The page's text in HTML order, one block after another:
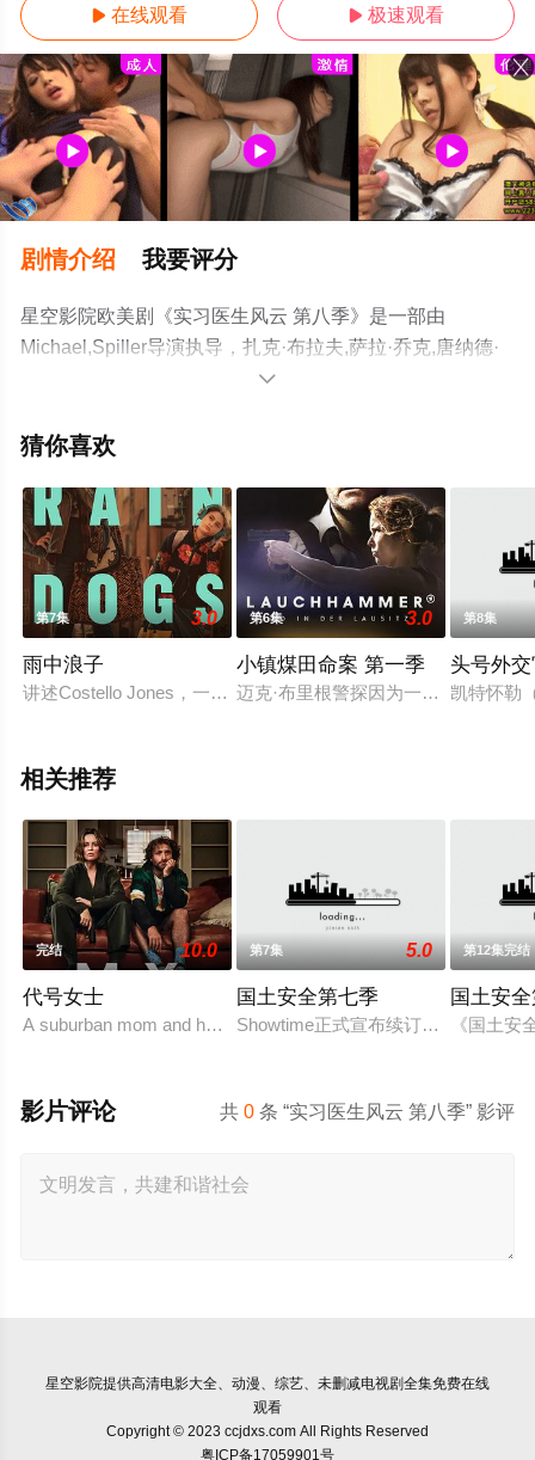
 在线观看  极速观看
剧情介绍 我要评分
星空影院欧美剧《实习医生风云 第八季》是一部由
Michael,Spiller导演执导，扎克·布拉夫,萨拉·乔克,唐纳德·
法森,尼尔·弗林,肯·詹金斯,约翰·C·麦金雷等演员精彩演绎的
看高清无删减完整版电视剧全集来上星空影视就够了，更
了解。

猜你喜欢
第7集 3.0
雨中浪子
讲述Costello Jones，一个城市中挣扎在贫困线下的单身母亲（
第6集 3.0
小镇煤田命案 第一季
迈克·布里根警探因为一起骇人的谋
第8集
头号外
凯特怀勒
相关推荐
完结 10.0
代号女士
A suburban mom and her high school friend plot to frighten
第7集 5.0
国土安全第七季
Showtime正式宣布续订《国土安全》
第12集完结
国土安
《国土
共0 条 “实习医生风云 第八季” 影评
影片评论
星空影院提供高清电影大全、动漫、综艺、未删减电视剧全集免费在线
观看
Copyright © 2023 ccjdxs.com All Rights Reserved
粤ICP备17059901号